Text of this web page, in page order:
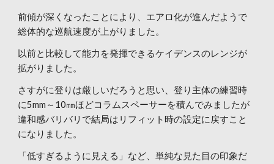
前傾が深くなったことにより、エアロ化が進んだようで
総体的な巡航速度が上がりました。
以前と比較して能力を発揮できるケイデンスのレンジが
拡がりました。
さすがに登りは厳しいだろうと思い、登り主体の練習時
に5mm～10㎜ほどコラムスペーサーを積んでみましたが
違和感バリバリで結局はリフィット時の設定に戻すこと
になりました。
「低すぎるように見える」など、単純な見た目の印象だ